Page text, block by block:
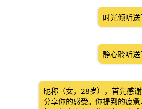
时光倾听
静心聆听
昵称（女，28岁），首先感
分享你的感受。你提到的疲